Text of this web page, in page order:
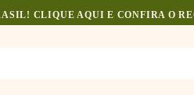
CLIQUE AQUI E CONFIRA O